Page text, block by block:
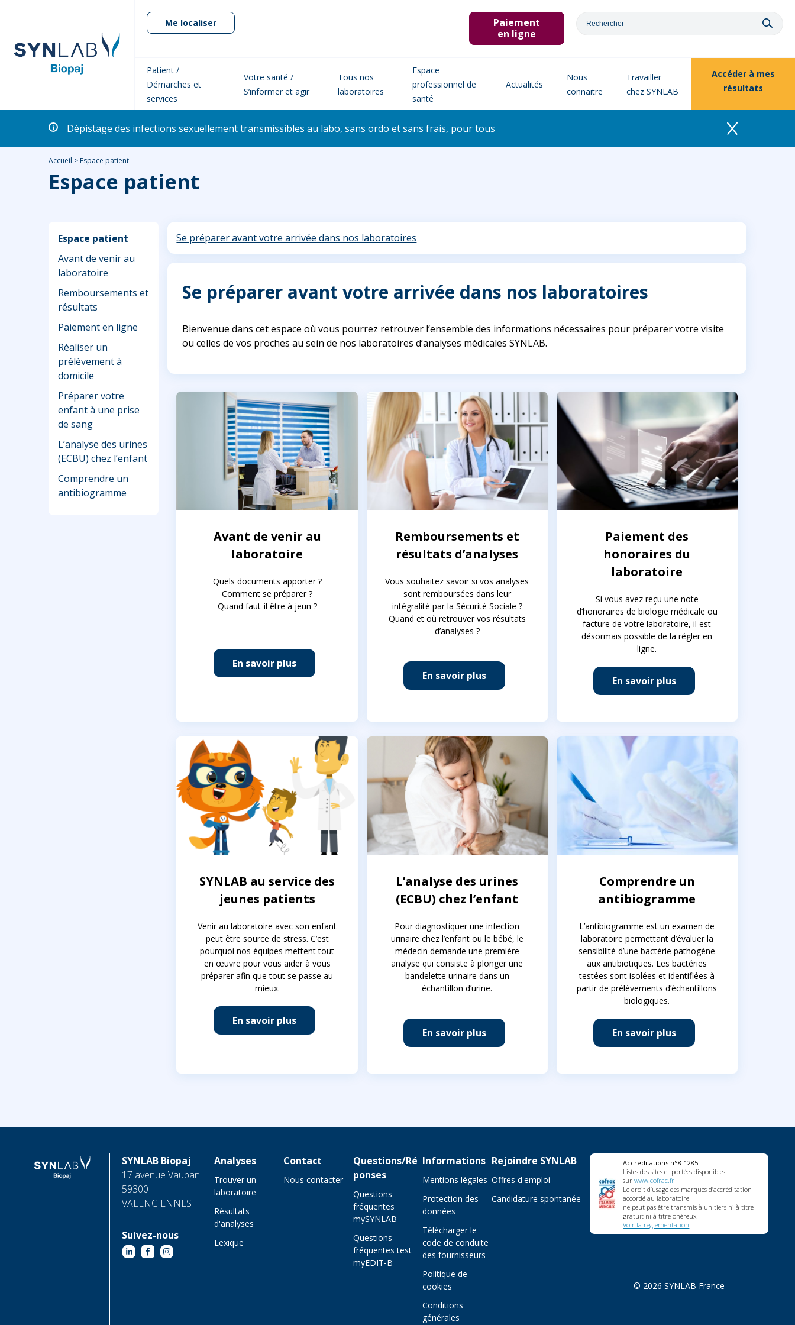
Me localiser
Paiement
en ligne
Patient /
Démarches et
services
Votre santé /
S’informer et agir
Tous nos
laboratoires
Espace
professionnel de
santé
Actualités
Nous
connaitre
Travailler
chez SYNLAB
Accéder à mes
résultats
Dépistage des infections sexuellement transmissibles au labo, sans ordo et sans frais, pour tous
Accueil > Espace patient
Espace patient
Espace patient
Avant de venir au
laboratoire
Remboursements et
résultats
Paiement en ligne
Réaliser un
prélèvement à
domicile
Préparer votre
enfant à une prise
de sang
L’analyse des urines
(ECBU) chez l’enfant
Comprendre un
antibiogramme
Se préparer avant votre arrivée dans nos laboratoires
Se préparer avant votre arrivée dans nos laboratoires
Bienvenue dans cet espace où vous pourrez retrouver l’ensemble des informations nécessaires pour préparer votre visite
ou celles de vos proches au sein de nos laboratoires d’analyses médicales SYNLAB.
Avant de venir au
laboratoire
Quels documents apporter ?
Comment se préparer ?
Quand faut-il être à jeun ?
En savoir plus
Remboursements et
résultats d’analyses
Vous souhaitez savoir si vos analyses
sont remboursées dans leur
intégralité par la Sécurité Sociale ?
Quand et où retrouver vos résultats
d’analyses ?
En savoir plus
Paiement des
honoraires du
laboratoire
Si vous avez reçu une note
d’honoraires de biologie médicale ou
facture de votre laboratoire, il est
désormais possible de la régler en
ligne.
En savoir plus
SYNLAB au service des
jeunes patients
Venir au laboratoire avec son enfant
peut être source de stress. C’est
pourquoi nos équipes mettent tout
en œuvre pour vous aider à vous
préparer afin que tout se passe au
mieux.
En savoir plus
L’analyse des urines
(ECBU) chez l’enfant
Pour diagnostiquer une infection
urinaire chez l’enfant ou le bébé, le
médecin demande une première
analyse qui consiste à plonger une
bandelette urinaire dans un
échantillon d’urine.
En savoir plus
Comprendre un
antibiogramme
L’antibiogramme est un examen de
laboratoire permettant d’évaluer la
sensibilité d’une bactérie pathogène
aux antibiotiques. Les bactéries
testées sont isolées et identifiées à
partir de prélèvements d’échantillons
biologiques.
En savoir plus
SYNLAB Biopaj
17 avenue Vauban
59300
VALENCIENNES
Suivez-nous
Analyses
Trouver un
laboratoire
Résultats
d'analyses
Lexique
Contact
Nous contacter
Questions/Ré
ponses
Questions
fréquentes
mySYNLAB
Questions
fréquentes test
myEDIT-B
Informations
Mentions légales
Protection des
données
Télécharger le
code de conduite
des fournisseurs
Politique de
cookies
Conditions
générales
Rejoindre SYNLAB
Offres d'emploi
Candidature spontanée
Accréditations n°8-1285
Listes des sites et portées disponibles
surwww.cofrac.fr
Le droit d’usage des marques d’accréditation
accordé au laboratoire
ne peut pas être transmis à un tiers ni à titre
gratuit ni à titre onéreux.
Voir la réglementation
© 2026 SYNLAB France